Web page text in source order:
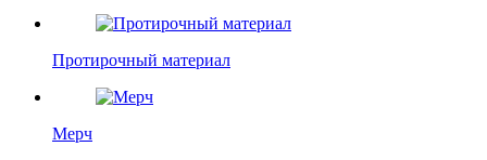
Протирочный материал
Мерч